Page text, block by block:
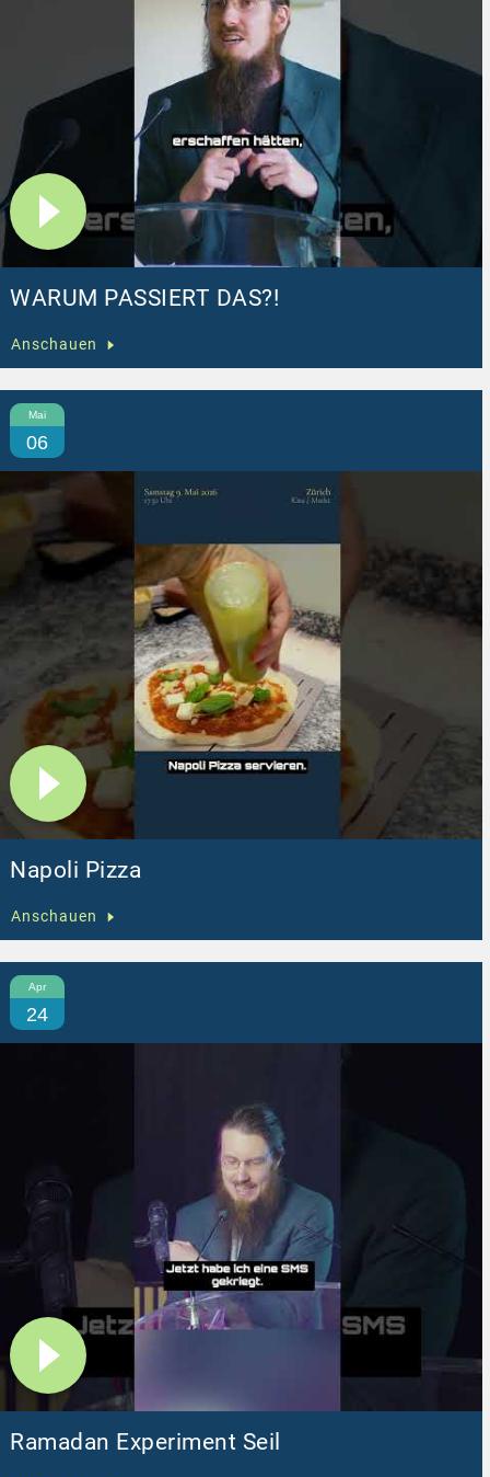
WARUM PASSIERT DAS?!
Anschauen
Mai
06
Napoli Pizza
Anschauen
Apr
24
Ramadan Experiment Seil